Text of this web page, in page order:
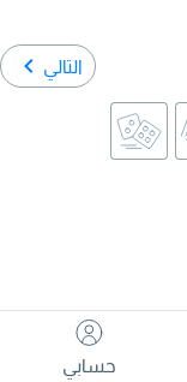
التالي
حسابي